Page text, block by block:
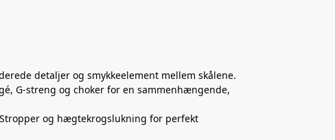
detaljer og smykkeelement mellem skålene.
G-streng og choker for en sammenhængende,
og hægtekrogslukning for perfekt